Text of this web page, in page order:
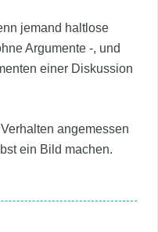
jemand haltlose
Argumente -, und
einer Diskussion
angemessen
ein Bild machen.